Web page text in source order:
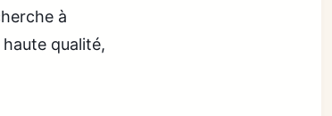
à
qualité,